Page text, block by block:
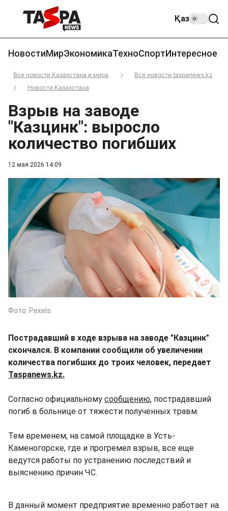
Қаз
НовостиМирЭкономикаТехноСпортИнтересное
Все новости Казахстана и мира
Все новости taspanews.kz
Новости Казахстана
12 мая 2026 14:09
Взрыв на заводе
"Казцинк": выросло
количество погибших
Фото: Pexels
Пострадавший в ходе взрыва на заводе "Казцинк"
скончался. В компании сообщили об увеличении
количества погибших до троих человек, передает
Taspanews.kz.
Согласно официальному сообщению, пострадавший
погиб в больнице от тяжести полученных травм.
Тем временем, на самой площадке в Усть-
Каменогорске, где и прогремел взрыв, все еще
ведутся работы по устранению последствий и
выяснению причин ЧС.
В данный момент предприятие временно работает на